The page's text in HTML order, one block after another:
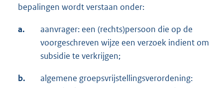
bepalingen wordt verstaan onder:
a.
aanvrager: een (rechts)persoon die op de
voorgeschreven wijze een verzoek indient om
subsidie te verkrijgen;
b.
algemene groepsvrijstellingsverordening: